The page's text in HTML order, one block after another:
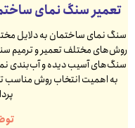
تعمیر سنگ نمای
سنگ نمای ساختمان به دلایل
روش‌های مختلف تعمیر و ترمیم
سنگ‌های آسیب دیده و آب‌بندی
به اهمیت انتخاب روش مناسب